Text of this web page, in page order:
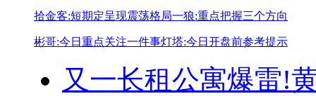
拾金客:短期定呈现震荡格局一狼:重点把握三个方向
彬哥:今日重点关注一件事灯塔:今日开盘前参考提示
又一长租公寓爆雷!